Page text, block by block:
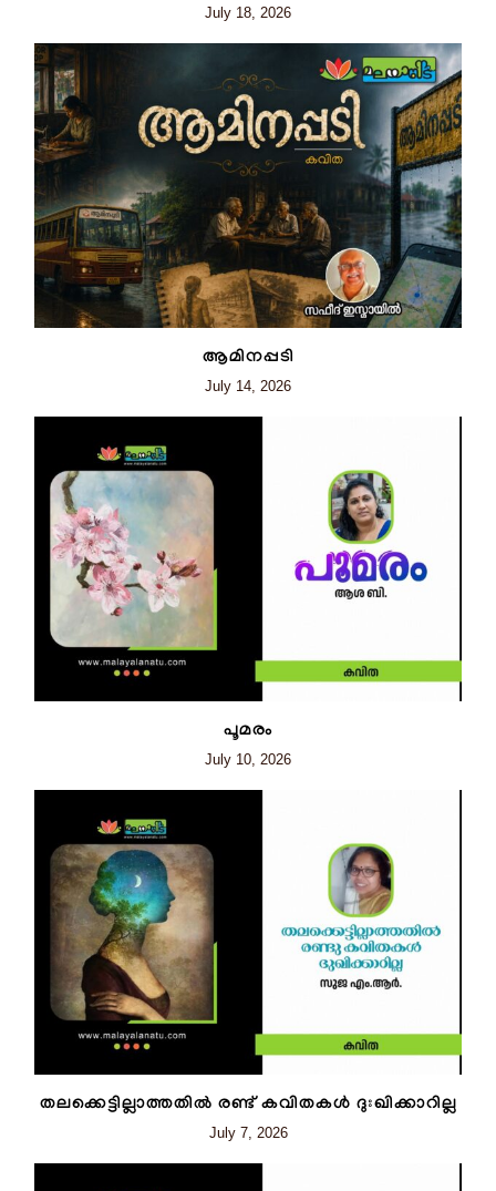
July 18, 2026
ആമിനപ്പടി
July 14, 2026
പൂമരം
July 10, 2026
തലക്കെട്ടില്ലാത്തതിൽ രണ്ട് കവിതകൾ ദുഃഖിക്കാറില്ല
July 7, 2026